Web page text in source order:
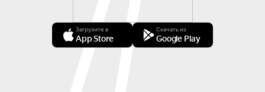
Загрузите в
App Store
Скачать из
Google Play